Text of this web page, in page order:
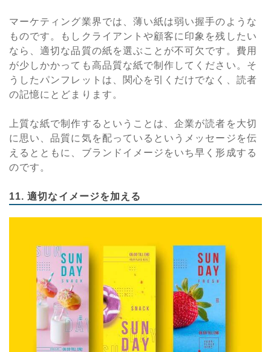
マーケティング業界では、薄い紙は弱い握手のような
ものです。もしクライアントや顧客に印象を残したい
なら、適切な品質の紙を選ぶことが不可欠です。費用
が少しかかっても高品質な紙で制作してください。そ
うしたパンフレットは、関心を引くだけでなく、読者
の記憶にとどまります。
上質な紙で制作するということは、企業が読者を大切
に思い、品質に気を配っているというメッセージを伝
えるとともに、ブランドイメージをいち早く形成する
のです。
11. 適切なイメージを加える